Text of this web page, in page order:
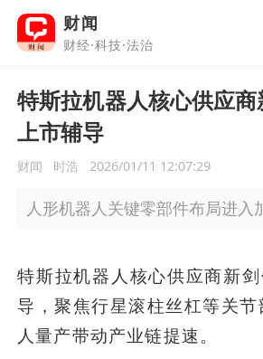
财闻
财经·科技·法治
特斯拉机器人核心供应
上市辅导
财闻 时浩 2026/01/11 12:07:29
人形机器人关键零部件布局进入
特斯拉机器人核心供应商新
导，聚焦行星滚柱丝杠等关
人量产带动产业链提速。